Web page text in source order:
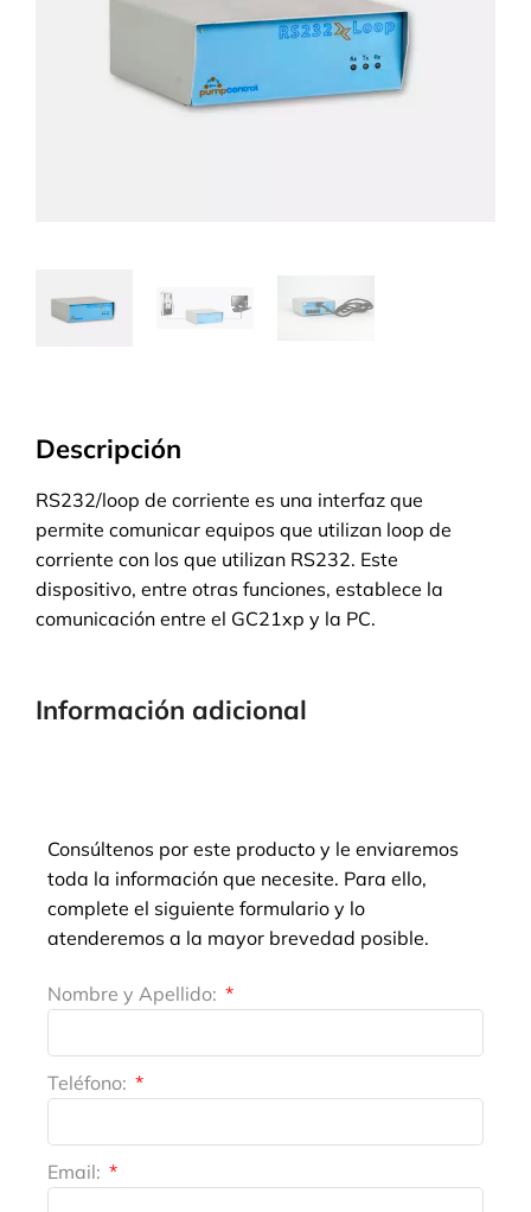
Descripción
RS232/loop de corriente es una interfaz que
permite comunicar equipos que utilizan loop de
corriente con los que utilizan RS232. Este
dispositivo, entre otras funciones, establece la
comunicación entre el GC21xp y la PC.
Información adicional
Consúltenos por este producto y le enviaremos
toda la información que necesite. Para ello,
complete el siguiente formulario y lo
atenderemos a la mayor brevedad posible.
Nombre y Apellido:
Teléfono:
Email: